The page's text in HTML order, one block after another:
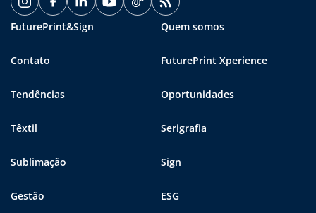
FuturePrint&Sign Quem somos
Contato FuturePrint Xperience
Tendências Oportunidades
Têxtil Serigrafia
Sublimação Sign
Gestão ESG